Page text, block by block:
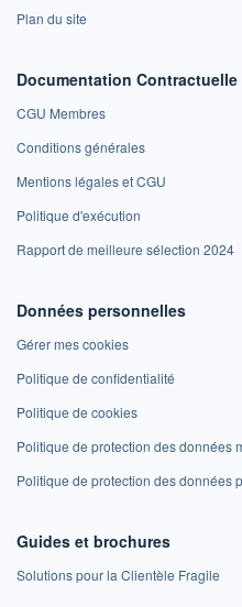
Plan du site
Documentation Contractuelle
CGU Membres
Conditions générales
Mentions légales et CGU
Politique d'exécution
Rapport de meilleure sélection 2024
Données personnelles
Gérer mes cookies
Politique de confidentialité
Politique de cookies
Politique de protection des données
Politique de protection des données
Guides et brochures
Solutions pour la Clientèle Fragile